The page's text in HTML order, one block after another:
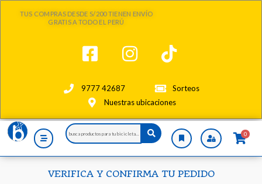
TUS COMPRAS DESDE S/200 TIENEN ENVÍO
GRATIS A TODO EL PERÚ
9777 42687
Sorteos
Nuestras ubicaciones
Search
...
0
VERIFICA Y CONFIRMA TU PEDIDO